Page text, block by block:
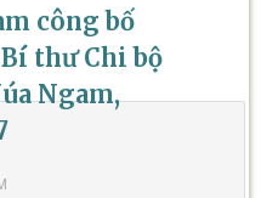
công bố
thư Chi bộ
Ngam,